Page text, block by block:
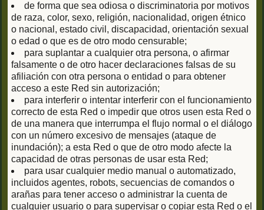
de forma que sea odiosa o discriminatoria por motivos
de raza, color, sexo, religión, nacionalidad, origen étnico
o nacional, estado civil, discapacidad, orientación sexual
o edad o que es de otro modo censurable;
para suplantar a cualquier otra persona, o afirmar
falsamente o de otro hacer declaraciones falsas de su
afiliación con otra persona o entidad o para obtener
acceso a este Red sin autorización;
para interferir o intentar interferir con el funcionamiento
correcto de esta Red o impedir que otros usen esta Red o
de una manera que interrumpa el flujo normal o el diálogo
con un número excesivo de mensajes (ataque de
inundación); a esta Red o que de otro modo afecte la
capacidad de otras personas de usar esta Red;
para usar cualquier medio manual o automatizado,
incluidos agentes, robots, secuencias de comandos o
arañas para tener acceso o administrar la cuenta de
cualquier usuario o para supervisar o copiar esta Red o el